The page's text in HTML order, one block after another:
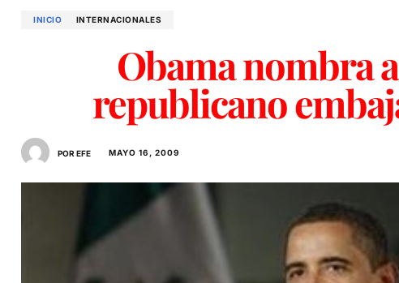
INICIO INTERNACIONALES
Obama nombra
republicano
POR EFE MAYO 16, 2009